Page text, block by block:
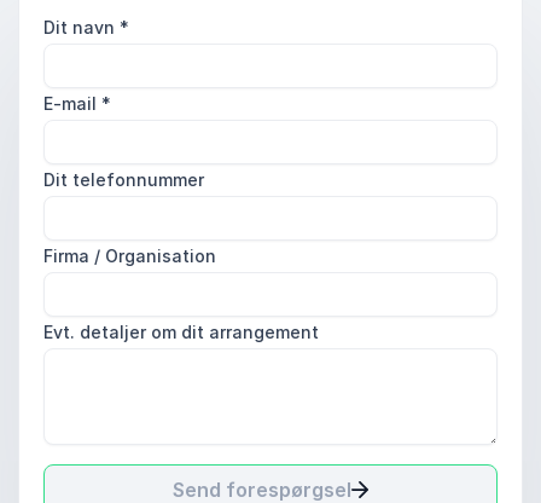
Dit navn *
E-mail *
Dit telefonnummer
Firma / Organisation
Evt. detaljer om dit arrangement
Send forespørgsel